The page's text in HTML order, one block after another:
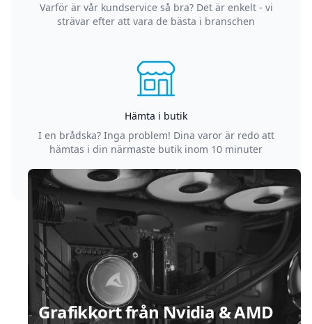
Varför är vår kundservice så bra? Det är enkelt - vi
strävar efter att vara de bästa i branschen
Hämta i butik
I en brådska? Inga problem! Dina varor är redo att
hämtas i din närmaste butik inom 10 minuter
Grafikkort från Nvidia & AMD